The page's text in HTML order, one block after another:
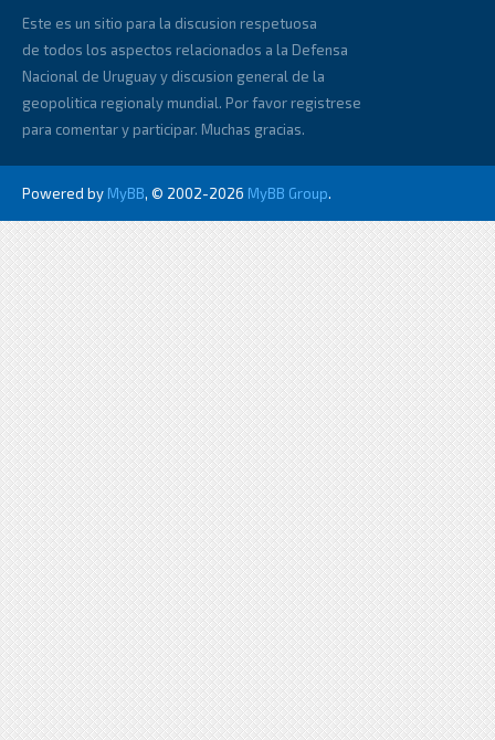
Este es un sitio para la discusion respetuosa
de todos los aspectos relacionados a la Defensa
Nacional de Uruguay y discusion general de la
geopolitica regionaly mundial. Por favor registrese
para comentar y participar. Muchas gracias.
Powered by MyBB, © 2002-2026 MyBB Group.